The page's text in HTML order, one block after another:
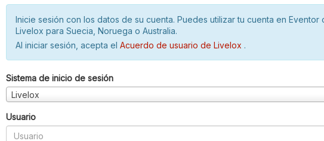
Inicie sesión con los datos de su cuenta. Puedes utilizar tu cuenta en Eventor
Livelox para Suecia, Noruega o Australia.
Al iniciar sesión, acepta el Acuerdo de usuario de Livelox .
Sistema de inicio de sesión
Livelox
Usuario